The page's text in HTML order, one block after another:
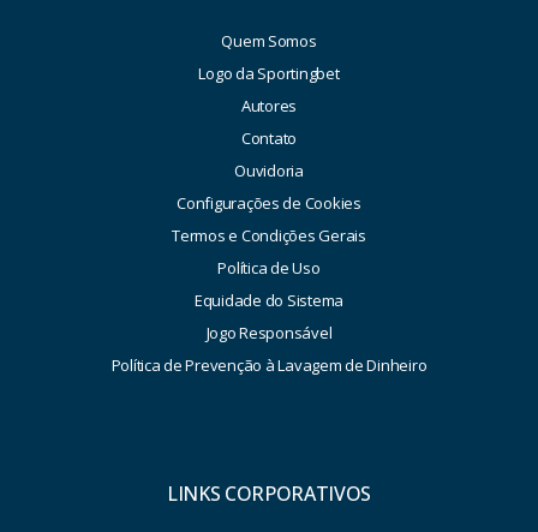
Quem Somos
Logo da Sportingbet
Autores
Contato
Ouvidoria
Configurações de Cookies
Termos e Condições Gerais
Política de Uso
Equidade do Sistema
Jogo Responsável
Política de Prevenção à Lavagem de Dinheiro
LINKS CORPORATIVOS